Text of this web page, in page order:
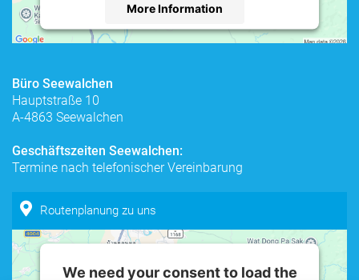
More Information
powered by
Büro Seewalchen
Hauptstraße 10
A-4863 Seewalchen
Geschäftszeiten Seewalchen:
Termine nach telefonischer Vereinbarung
Routenplanung zu uns
We need your consent to load the